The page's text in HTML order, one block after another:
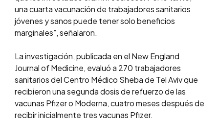
una cuarta vacunación de trabajadores sanitarios
jóvenes y sanos puede tener solo beneficios
marginales”, señalaron.
La investigación, publicada en el New England
Journal of Medicine, evaluó a 270 trabajadores
sanitarios del Centro Médico Sheba de Tel Aviv que
recibieron una segunda dosis de refuerzo de las
vacunas Pfizer o Moderna, cuatro meses después de
recibir inicialmente tres vacunas Pfizer.